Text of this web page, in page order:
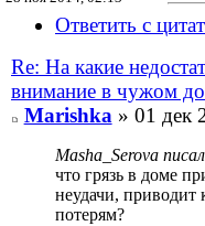
Ответить с
Re: На какие
внимание в чужом
Marishka» 01 дек
Masha_Serova
что грязь в доме
неудачи,
потерям?